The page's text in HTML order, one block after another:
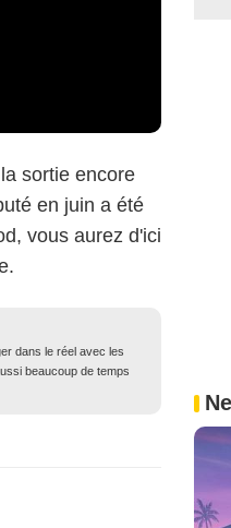
sortie encore
en juin a été
vous aurez d'ici
dans le réel avec les
beaucoup de temps